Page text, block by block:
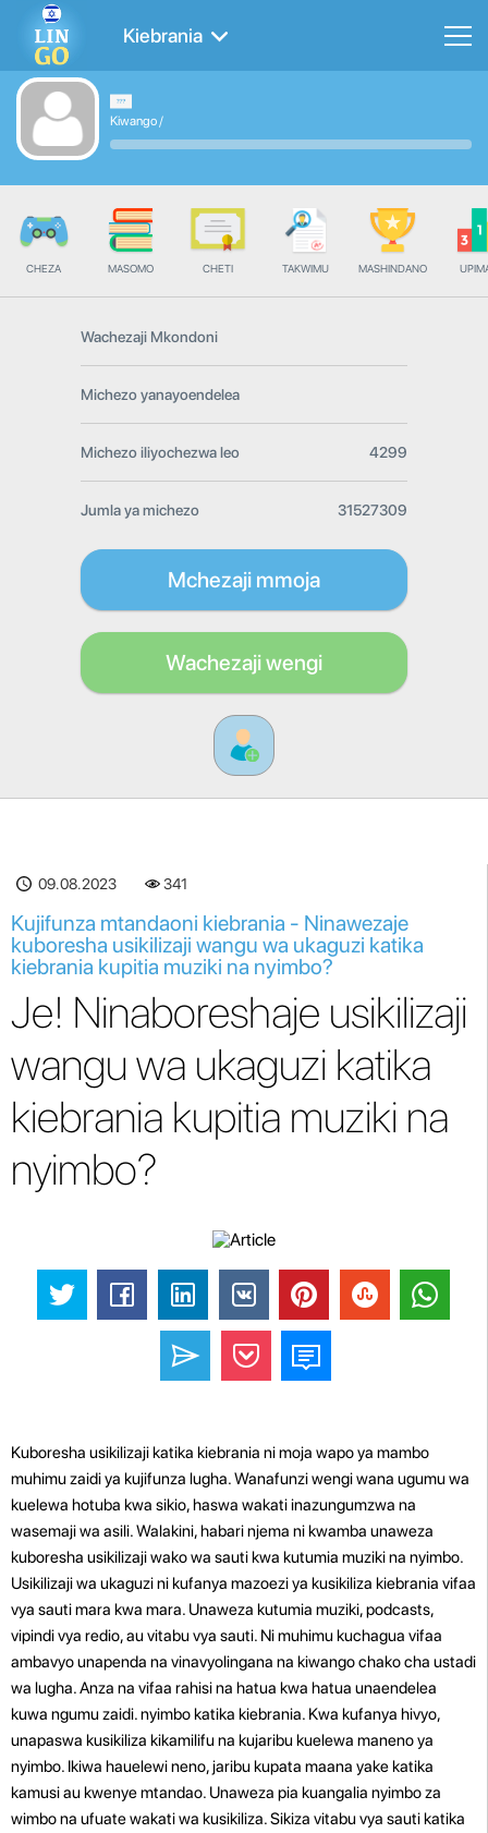
Kiebrania
Kiwango/
CHEZA MASOMO CHETI TAKWIMU MASHINDANO
Wachezaji Mkondoni
Michezo yanayoendelea
Michezo iliyochezwa leo 4299
Jumla ya michezo 31527309
Mchezaji mmoja
Wachezaji wengi
09.08.2023 341
Kujifunza mtandaoni kiebrania - Ninawezaje
kuboresha usikilizaji wangu wa ukaguzi katika
kiebrania kupitia muziki na nyimbo?
Je! Ninaboreshaje usikilizaji
wangu wa ukaguzi katika
kiebrania kupitia muziki na
nyimbo?
Kuboresha usikilizaji katika kiebrania ni moja wapo ya mambo
muhimu zaidi ya kujifunza lugha. Wanafunzi wengi wana ugumu wa
kuelewa hotuba kwa sikio, haswa wakati inazungumzwa na
wasemaji wa asili. Walakini, habari njema ni kwamba unaweza
kuboresha usikilizaji wako wa sauti kwa kutumia muziki na nyimbo.
Usikilizaji wa ukaguzi ni kufanya mazoezi ya kusikiliza kiebrania vifaa
vya sauti mara kwa mara. Unaweza kutumia muziki, podcasts,
vipindi vya redio, au vitabu vya sauti. Ni muhimu kuchagua vifaa
ambavyo unapenda na vinavyolingana na kiwango chako cha ustadi
wa lugha. Anza na vifaa rahisi na hatua kwa hatua unaendelea
kuwa ngumu zaidi. nyimbo katika kiebrania. Kwa kufanya hivyo,
unapaswa kusikiliza kikamilifu na kujaribu kuelewa maneno ya
nyimbo. Ikiwa hauelewi neno, jaribu kupata maana yake katika
kamusi au kwenye mtandao. Unaweza pia kuangalia nyimbo za
wimbo na ufuate wakati wa kusikiliza. Sikiza vitabu vya sauti katika